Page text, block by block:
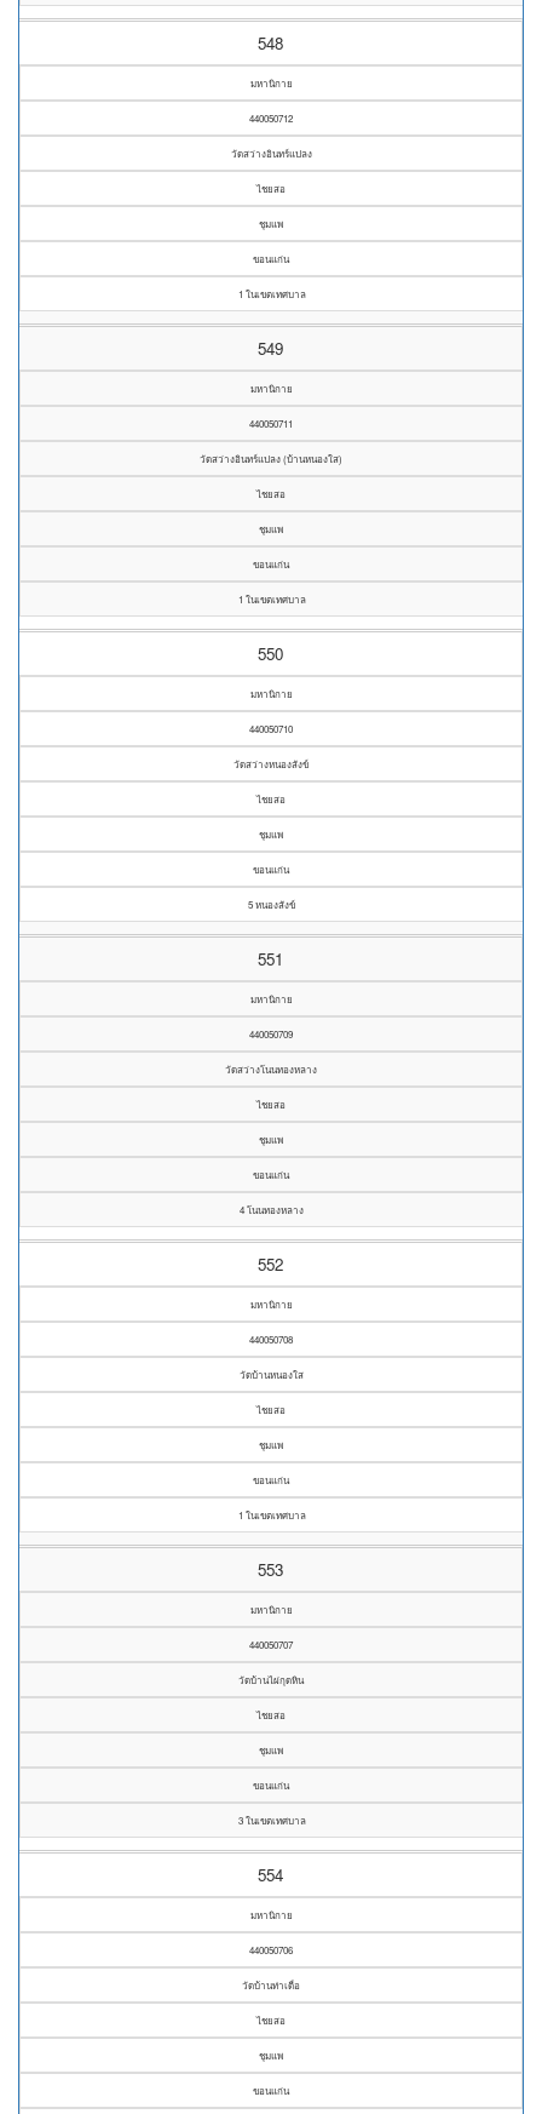
548
มหานิกาย
440050712
วัดสว่างอินทร์แปลง
ไชยสอ
ชุมแพ
ขอนแก่น
1 ในเขตเทศบาล
549
มหานิกาย
440050711
วัดสว่างอินทร์แปลง (บ้านหนองใส)
ไชยสอ
ชุมแพ
ขอนแก่น
1 ในเขตเทศบาล
550
มหานิกาย
440050710
วัดสว่างหนองสังข์
ไชยสอ
ชุมแพ
ขอนแก่น
5 หนองสังข์
551
มหานิกาย
440050709
วัดสว่างโนนทองหลาง
ไชยสอ
ชุมแพ
ขอนแก่น
4 โนนทองหลาง
552
มหานิกาย
440050708
วัดบ้านหนองใส
ไชยสอ
ชุมแพ
ขอนแก่น
1 ในเขตเทศบาล
553
มหานิกาย
440050707
วัดบ้านไผ่กุดหิน
ไชยสอ
ชุมแพ
ขอนแก่น
3 ในเขตเทศบาล
554
มหานิกาย
440050706
วัดบ้านท่าเดื่อ
ไชยสอ
ชุมแพ
ขอนแก่น